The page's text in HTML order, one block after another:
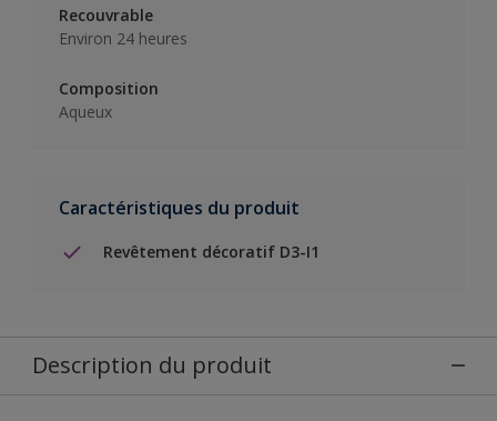
Recouvrable
Environ 24 heures
Composition
Aqueux
Caractéristiques du produit
Revêtement décoratif D3-I1
Description du produit